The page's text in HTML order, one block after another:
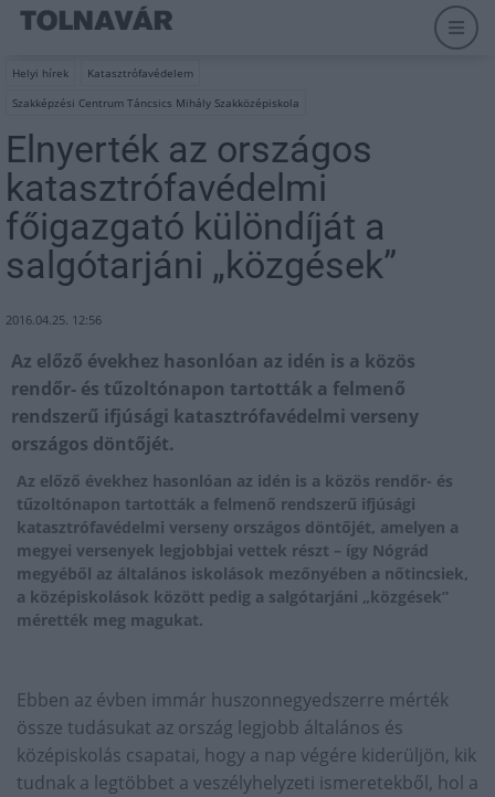
Helyi hírek
Katasztrófavédelem
Szakképzési Centrum Táncsics Mihály Szakközépiskola
Elnyerték az országos
katasztrófavédelmi
főigazgató különdíját a
salgótarjáni „közgések”
2016.04.25. 12:56
Az előző évekhez hasonlóan az idén is a közös
rendőr- és tűzoltónapon tartották a felmenő
rendszerű ifjúsági katasztrófavédelmi verseny
országos döntőjét.
Az előző évekhez hasonlóan az idén is a közös rendőr- és
tűzoltónapon tartották a felmenő rendszerű ifjúsági
katasztrófavédelmi verseny országos döntőjét, amelyen a
megyei versenyek legjobbjai vettek részt – így Nógrád
megyéből az általános iskolások mezőnyében a nőtincsiek,
a középiskolások között pedig a salgótarjáni „közgések”
mérették meg magukat.
Ebben az évben immár huszonnegyedszerre mérték
össze tudásukat az ország legjobb általános és
középiskolás csapatai, hogy a nap végére kiderüljön, kik
tudnak a legtöbbet a veszélyhelyzeti ismeretekből, hol a